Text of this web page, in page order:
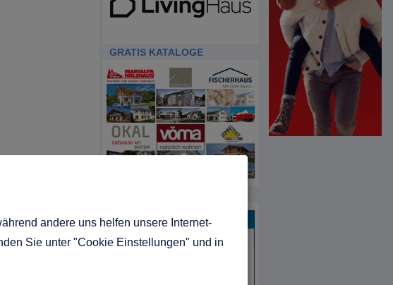
GRATIS KATALOGE
andere uns helfen unsere Internet-
Sie unter "Cookie Einstellungen" und in